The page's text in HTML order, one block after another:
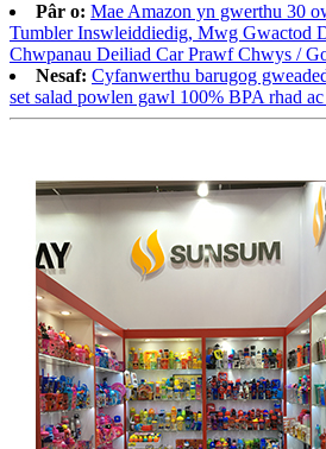
Pâr o: Mae Amazon yn gwerthu 30
Tumbler Inswleiddiedig, Mwg Gwactod
Chwpanau Deiliad Car Prawf Chwys /
Nesaf: Cyfanwerthu barugog
set salad powlen gawl 100% BPA rhad